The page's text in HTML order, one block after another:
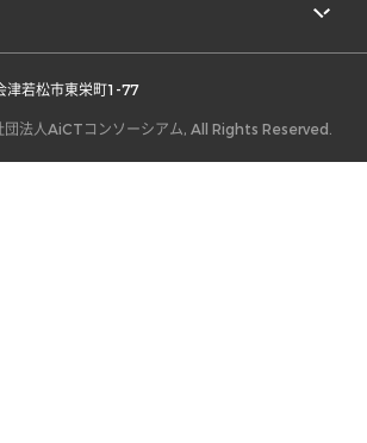
津若松市東栄町1-77
法人AiCTコンソーシアム, All Rights Reserved.